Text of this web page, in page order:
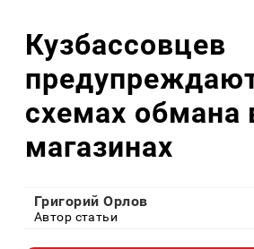
Кузбассовцев
схемах обмана
магазинах
Григорий Орлов
Автор статьи